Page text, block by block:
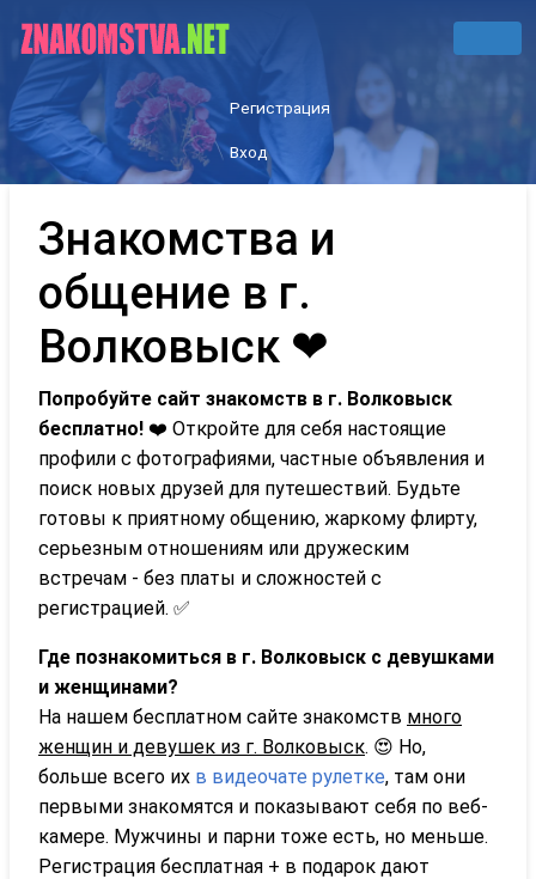
Регистрация
Вход
Знакомства и
общение в г.
Волковыск ❤
Попробуйте сайт знакомств в г. Волковыск
бесплатно! ❤️ Откройте для себя настоящие
профили с фотографиями, частные объявления и
поиск новых друзей для путешествий. Будьте
готовы к приятному общению, жаркому флирту,
серьезным отношениям или дружеским
встречам - без платы и сложностей с
регистрацией. ✅
Где познакомиться в г. Волковыск с девушками
и женщинами?
На нашем бесплатном сайте знакомств много
женщин и девушек из г. Волковыск. 😍 Но,
больше всего их в видеочате рулетке, там они
первыми знакомятся и показывают себя по веб-
камере. Мужчины и парни тоже есть, но меньше.
Регистрация бесплатная + в подарок дают